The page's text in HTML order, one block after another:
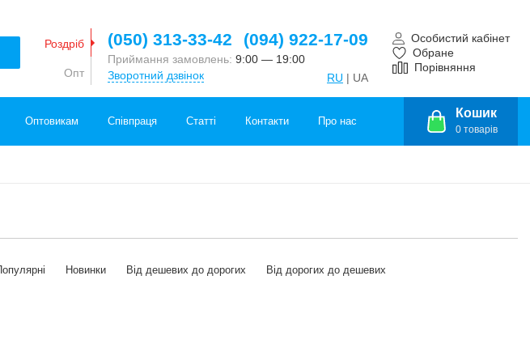
Роздріб
Опт
(050) 313-33-42 (094) 922-17-09
Приймання замовлень: 9:00 — 19:00
Зворотний дзвінок
RU | UA
Особистий кабінет
Обране
Порівняння
Оптовикам Співпраця Статті Контакти Про нас
Кошик
0 товарів
Популярні Новинки Від дешевих до дорогих Від дорогих до дешевих